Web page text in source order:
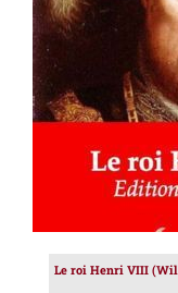
AJOUTER AU
Le roi Henri VIII